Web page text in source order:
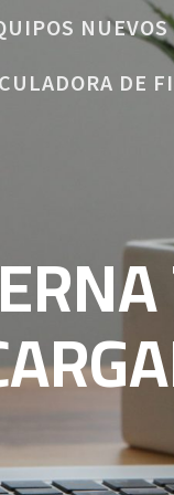
NUEVOS
DE